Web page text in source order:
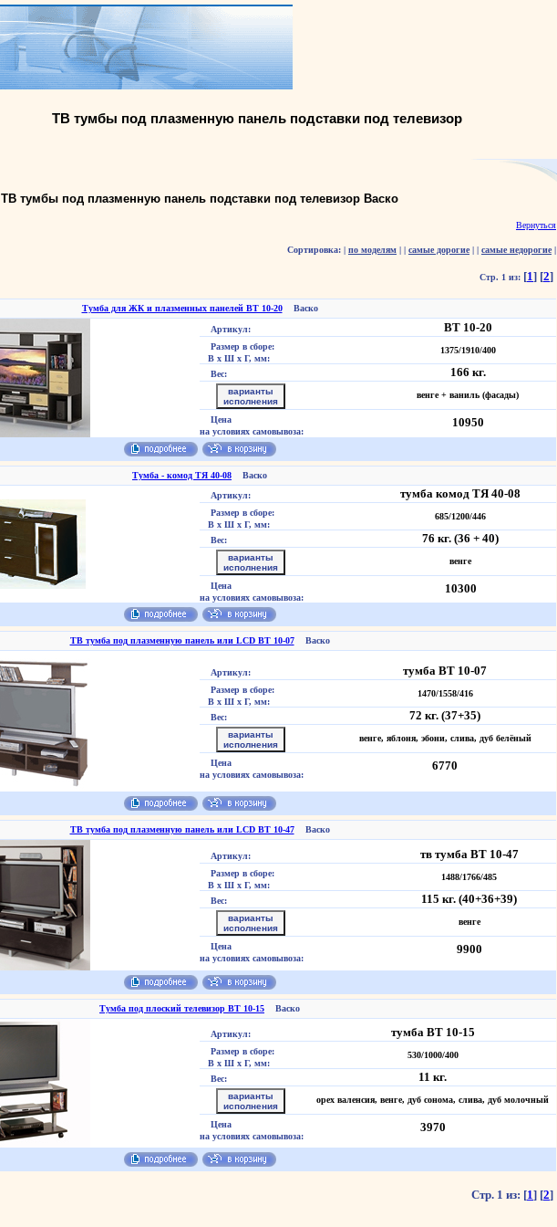
ТВ тумбы под плазменную панель подставки под телевизор
ТВ тумбы под плазменную панель подставки под телевизор Васко
Вернуться
Сортировка: | по моделям | | самые дорогие | | самые недорогие |
Стр. 1 из: [1] [2]
Тумба для ЖК и плазменных панелей ВТ 10-20 Васко
Артикул: ВТ 10-20
Размер в сборе:
В х Ш х Г, мм:
1375/1910/400
Вес: 166 кг.
варианты
исполнения
венге + ваниль (фасады)
Цена
на условиях самовывоза:
10950
Тумба - комод ТЯ 40-08
Васко
Артикул:
тумба комод ТЯ 40-08
Размер в сборе:
В х Ш х Г, мм:
685/1200/446
Вес: 76 кг. (36 + 40)
варианты
исполнения
венге
Цена
на условиях самовывоза:
10300
ТВ тумба под плазменную панель или LCD ВТ 10-07 Васко
Артикул: тумба ВТ 10-07
Размер в сборе:
В х Ш х Г, мм:
1470/1558/416
Вес: 72 кг. (37+35)
варианты
исполнения
венге, яблоня, эбони, слива, дуб белёный
Цена
на условиях самовывоза:
6770
ТВ тумба под плазменную панель или LCD ВТ 10-47 Васко
Артикул: тв тумба ВТ 10-47
Размер в сборе:
В х Ш х Г, мм:
1488/1766/485
Вес: 115 кг. (40+36+39)
варианты
исполнения
венге
Цена
на условиях самовывоза:
9900
Тумба под плоский телевизор ВТ 10-15 Васко
Артикул: тумба ВТ 10-15
Размер в сборе:
В х Ш х Г, мм:
530/1000/400
Вес: 11 кг.
варианты
исполнения
орех валенсия, венге, дуб сонома, слива, дуб молочный
Цена
на условиях самовывоза:
3970
Стр. 1 из: [1] [2]